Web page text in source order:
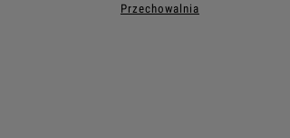
Przechowalnia